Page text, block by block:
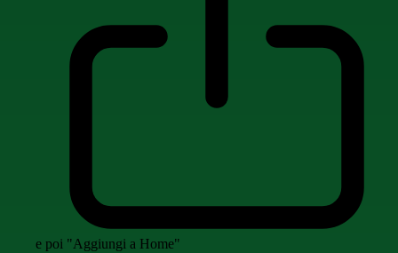
e poi "Aggiungi a Home"